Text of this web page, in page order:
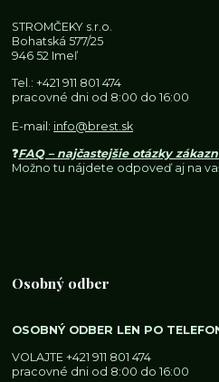
STROMČEKY s.r.o.
Bohatská 577/25
946 52 Imeľ
Tel.:+421 911 801 474
pracovné dni od 8:00 do 16:00
E-mail: info@brest.sk
❓FAQ – najčastejšie otázky
Možno tu nájdete odpoveď aj na
Osobný odber
OSOBNÝ ODBER LEN PO
VOLAJTE+421 911 801 474
pracovné dni od 8:00 do 16:00